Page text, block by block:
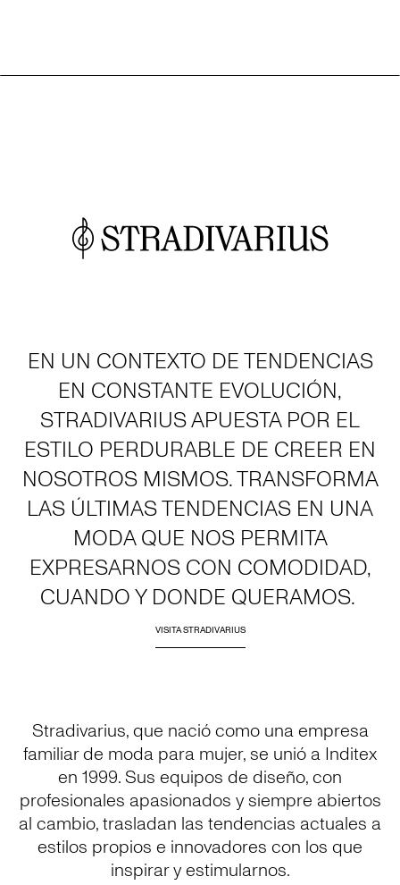
EN UN CONTEXTO DE TENDENCIAS
EN CONSTANTE EVOLUCIÓN,
STRADIVARIUS APUESTA POR EL
ESTILO PERDURABLE DE CREER EN
NOSOTROS MISMOS. TRANSFORMA
LAS ÚLTIMAS TENDENCIAS EN UNA
MODA QUE NOS PERMITA
EXPRESARNOS CON COMODIDAD,
CUANDO Y DONDE QUERAMOS.
VISITA STRADIVARIUS
Stradivarius, que nació como una empresa
familiar de moda para mujer, se unió a Inditex
en 1999. Sus equipos de diseño, con
profesionales apasionados y siempre abiertos
al cambio, trasladan las tendencias actuales a
estilos propios e innovadores con los que
inspirar y estimularnos.